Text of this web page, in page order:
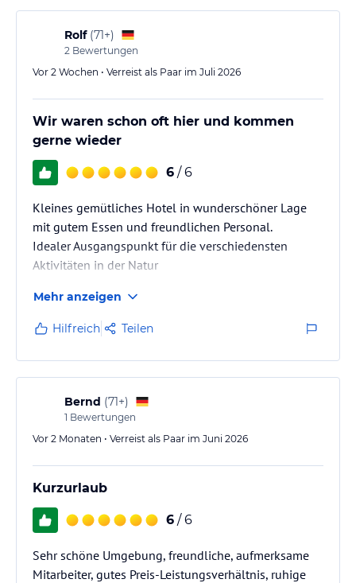
Rolf (71+)
2 Bewertungen
Vor 2 Wochen • Verreist als Paar im Juli 2026
Wir waren schon oft hier und kommen
gerne wieder
6 / 6
Kleines gemütliches Hotel in wunderschöner Lage
mit gutem Essen und freundlichen Personal.
Idealer Ausgangspunkt für die verschiedensten
Aktivitäten in der Natur
Mehr anzeigen
Hilfreich Teilen
Bernd (71+)
1 Bewertungen
Vor 2 Monaten • Verreist als Paar im Juni 2026
Kurzurlaub
6 / 6
Sehr schöne Umgebung, freundliche, aufmerksame
Mitarbeiter, gutes Preis-Leistungsverhältnis, ruhige